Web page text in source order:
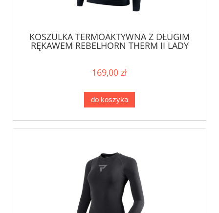
KOSZULKA TERMOAKTYWNA Z DŁUGIM
RĘKAWEM REBELHORN THERM II LADY
169,00 zł
do koszyka